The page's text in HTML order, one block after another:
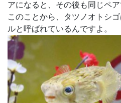
アになると、その後も同じペア
このことから、タツノオトシ
ルと呼ばれているんですよ。